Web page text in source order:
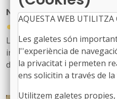
locals
Nou butlletí digital de
●
31/07/2026
Les notícies sobre l'activitat
informacions d'interès per
disposicions jurídiques
us arriben amb aquest
AQUESTA WEB UTILITZA
Les galetes són
l''experiència de
la privacitat i permeten
ens solicitin a través de la
Utilitzem galetes